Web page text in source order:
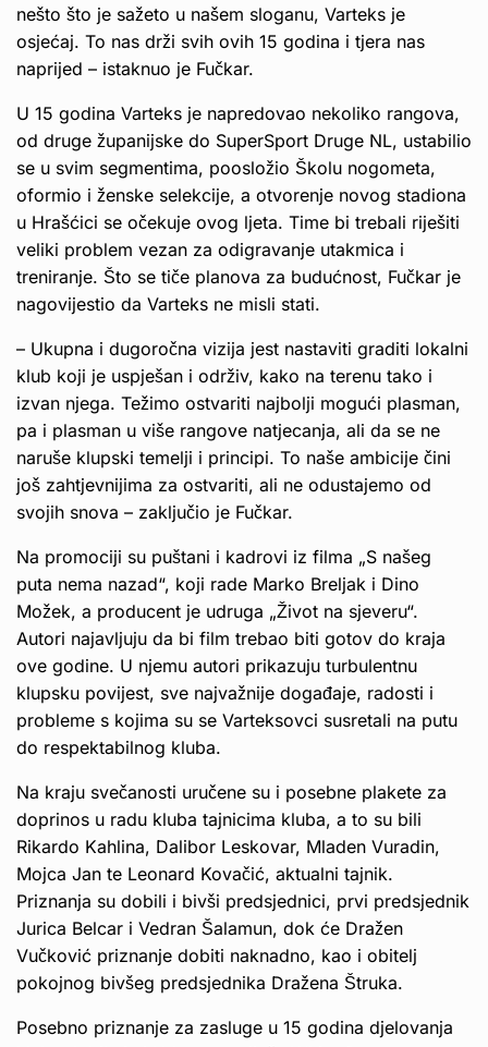
nešto što je sažeto u našem sloganu, Varteks je
osjećaj. To nas drži svih ovih 15 godina i tjera nas
naprijed – istaknuo je Fučkar.
U 15 godina Varteks je napredovao nekoliko rangova,
od druge županijske do SuperSport Druge NL, ustabilio
se u svim segmentima, poosložio Školu nogometa,
oformio i ženske selekcije, a otvorenje novog stadiona
u Hrašćici se očekuje ovog ljeta. Time bi trebali riješiti
veliki problem vezan za odigravanje utakmica i
treniranje. Što se tiče planova za budućnost, Fučkar je
nagovijestio da Varteks ne misli stati.
– Ukupna i dugoročna vizija jest nastaviti graditi lokalni
klub koji je uspješan i održiv, kako na terenu tako i
izvan njega. Težimo ostvariti najbolji mogući plasman,
pa i plasman u više rangove natjecanja, ali da se ne
naruše klupski temelji i principi. To naše ambicije čini
još zahtjevnijima za ostvariti, ali ne odustajemo od
svojih snova – zaključio je Fučkar.
Na promociji su puštani i kadrovi iz filma „S našeg
puta nema nazad“, koji rade Marko Breljak i Dino
Možek, a producent je udruga „Život na sjeveru“.
Autori najavljuju da bi film trebao biti gotov do kraja
ove godine. U njemu autori prikazuju turbulentnu
klupsku povijest, sve najvažnije događaje, radosti i
probleme s kojima su se Varteksovci susretali na putu
do respektabilnog kluba.
Na kraju svečanosti uručene su i posebne plakete za
doprinos u radu kluba tajnicima kluba, a to su bili
Rikardo Kahlina, Dalibor Leskovar, Mladen Vuradin,
Mojca Jan te Leonard Kovačić, aktualni tajnik.
Priznanja su dobili i bivši predsjednici, prvi predsjednik
Jurica Belcar i Vedran Šalamun, dok će Dražen
Vučković priznanje dobiti naknadno, kao i obitelj
pokojnog bivšeg predsjednika Dražena Štruka.
Posebno priznanje za zasluge u 15 godina djelovanja